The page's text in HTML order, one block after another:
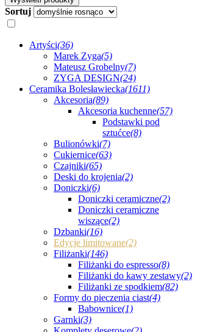
Sortuj
Artyści(36)
Marek Zyga(5)
Mateusz Grobelny(7)
ZYGA DESIGN(24)
Ceramika Bolesławiecka(1611)
Akcesoria(89)
Akcesoria kuchenne(57)
Podstawki pod
sztućce(8)
Bulionówki(7)
Cukiernice(63)
Czajniki(65)
Deski do krojenia(2)
Doniczki(6)
Doniczki ceramiczne(2)
Doniczki ceramiczne
wiszące(2)
Dzbanki(16)
Edycje limitowane(2)
Filiżanki(146)
Filiżanki do espresso(8)
Filiżanki do kawy zestawy(2)
Filiżanki ze spodkiem(82)
Formy do pieczenia ciast(4)
Babownice(1)
Garnki(3)